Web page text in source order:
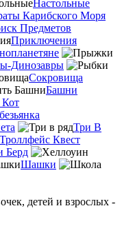
Настольные
Карибского Моря
Предметов
Приключения
Динозавры
Сокровища
Башни
Три В
Троллфейс Квест
Берд
Шашки
детей и взрослых -